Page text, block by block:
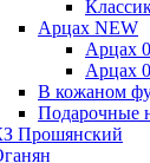
Арцах NEW
Арцах
Арцах
В кожаном
Подарочные
Прошянский